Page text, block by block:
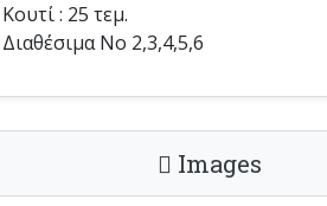
Κουτί : 25 τεμ.
Διαθέσιμα Νο 2,3,4,5,6
Images